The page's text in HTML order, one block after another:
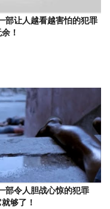
部让人越看越害怕的犯罪
！
部令人胆战心惊的犯罪
够了！